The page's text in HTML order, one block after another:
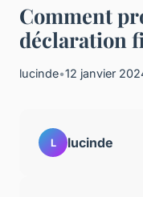
Comment
déclaration
lucinde•12 janvier
L lucinde